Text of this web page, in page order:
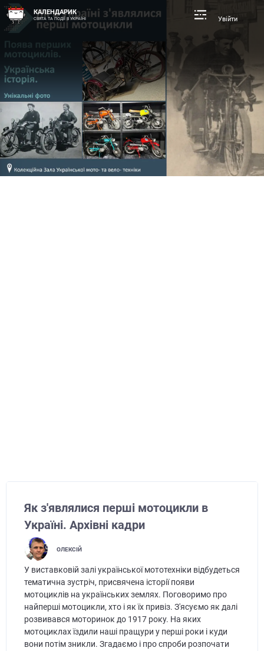
КАЛЕНДАРИК
СВЯТА ТА ПОДІЇ В УКРАЇНІ Увійти
Як з'являлися перші мотоцикли в
Україні. Архівні кадри
ОЛЕКСІЙ
У виставковій залі української мототехніки відбудеться
тематична зустріч, присвячена історії появи
мотоциклів на українських землях. Поговоримо про
найперші мотоцикли, хто і як їх привіз. З'ясуємо як далі
розвивався моторинок до 1917 року. На яких
мотоциклах їздили наші пращури у перші роки і куди
вони потім зникли. Згадаємо і про спроби розпочати